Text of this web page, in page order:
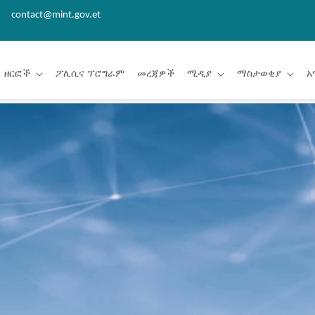
contact@mint.gov.et
ዘርፎች ፖሊሲና ፕሮግራም መረጃዎች ሚዲያ ማስታወቂያ